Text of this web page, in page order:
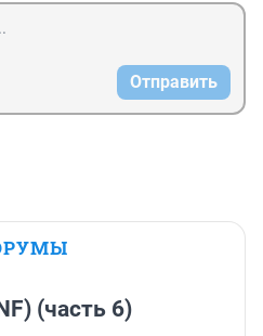
Отправить
(часть 6)